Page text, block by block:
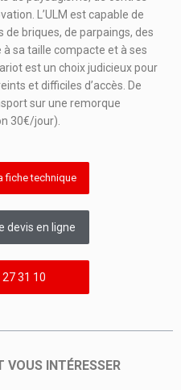
L’ULM est capable de
briques, de parpaings, des
à sa taille compacte et à ses
est un choix judicieux pour
et difficiles d’accès. De
sur une remorque
30€/jour).
fiche technique
devis en ligne
31 10
VOUS INTÉRESSER